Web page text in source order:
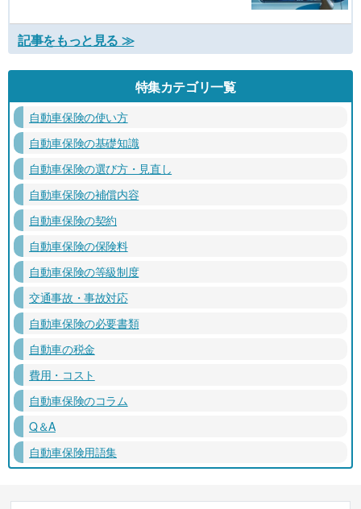
記事をもっと見る ≫
特集カテゴリ一覧
自動車保険の使い方
自動車保険の基礎知識
自動車保険の選び方・見直し
自動車保険の補償内容
自動車保険の契約
自動車保険の保険料
自動車保険の等級制度
交通事故・事故対応
自動車保険の必要書類
自動車の税金
費用・コスト
自動車保険のコラム
Q＆A
自動車保険用語集